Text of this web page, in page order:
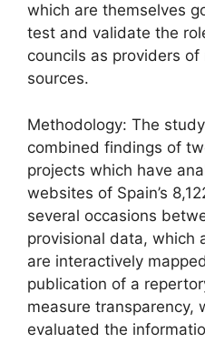
which are themselves
test and validate the
councils as providers
sources.
Methodology: The
combined findings of
projects which have
websites of Spain’s
several occasions
provisional data, which
are interactively
publication of a
measure transparency,
evaluated the